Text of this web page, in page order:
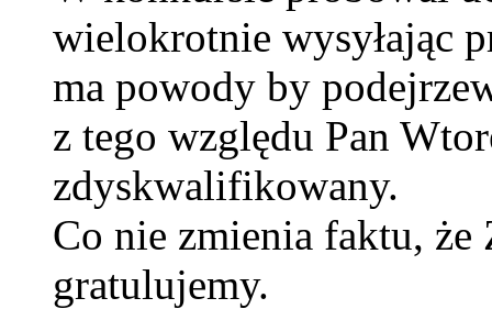
wielokrotnie wysyłając
ma powody by
z tego względu Pan
zdyskwalifikowany.
Co nie zmienia faktu, że
gratulujemy.